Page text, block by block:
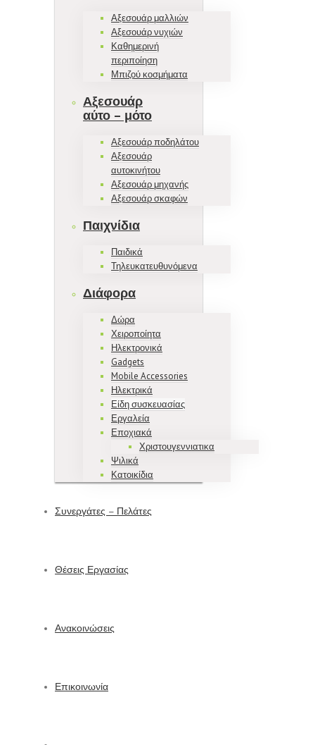
Αξεσουάρ μαλλιών
Αξεσουάρ νυχιών
Καθημερινή
περιποίηση
Μπιζού κοσμήματα
Αξεσουάρ
αύτο – μότο
Αξεσουάρ ποδηλάτου
Αξεσουάρ
αυτοκινήτου
Αξεσουάρ μηχανής
Αξεσουάρ σκαφών
Παιχνίδια
Παιδικά
Τηλευκατευθυνόμενα
Διάφορα
Δώρα
Χειροποίητα
Ηλεκτρονικά
Gadgets
Mobile Accessories
Ηλεκτρικά
Είδη συσκευασίας
Εργαλεία
Εποχιακά
Χριστουγεννιατικα
Ψιλικά
Κατοικίδια
Συνεργάτες – Πελάτες
Θέσεις Εργασίας
Ανακοινώσεις
Επικοινωνία